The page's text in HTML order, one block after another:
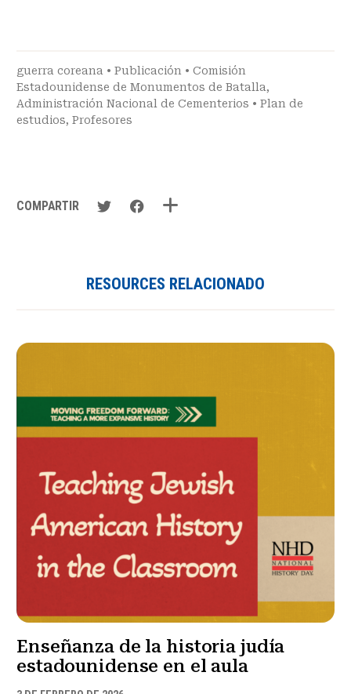
guerra coreana • Publicación • Comisión
Estadounidense de Monumentos de Batalla,
Administración Nacional de Cementerios • Plan de
estudios, Profesores
COMPARTIR
RESOURCES RELACIONADO
Enseñanza de la historia judía
estadounidense en el aula